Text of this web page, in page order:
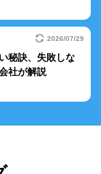
2026/07/29
秘訣、失敗しな
社が解説